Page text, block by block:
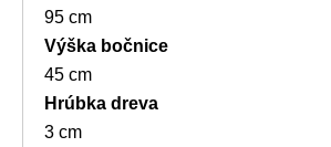
95 cm
Výška bočnice
45 cm
Hrúbka dreva
3 cm